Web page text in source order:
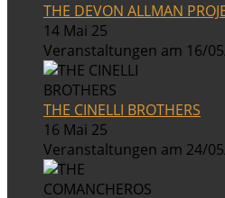
THE DEVON ALLMAN
14 Mai 25
Veranstaltungen am 16/
THE CINELLI BROTHERS
16 Mai 25
Veranstaltungen am 24/